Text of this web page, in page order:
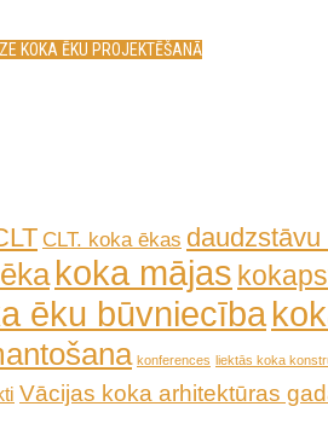
KOKA ĒKU PROJEKTĒŠANĀ
CLT. koka ēkas
koka mājas
ēku būvniecība
konferences liektās koka
Vācijas koka arhitektūras